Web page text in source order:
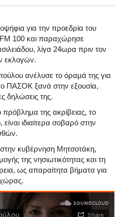
για την προεδρία του
100 και παραχώρησε
λίγα 24ωρα πριν τον
εκλογών.
ανέλυσε το όραμά της για
ΠΑΣΟΚ ξανά στην εξουσία,
δηλώσεις της.
της ακρίβειας, το
ιδιαίτερα σοβαρό στην
κυβέρνηση Μητσοτάκη,
της νησιωτικότητας και τη
ως απαραίτητα βήματα για